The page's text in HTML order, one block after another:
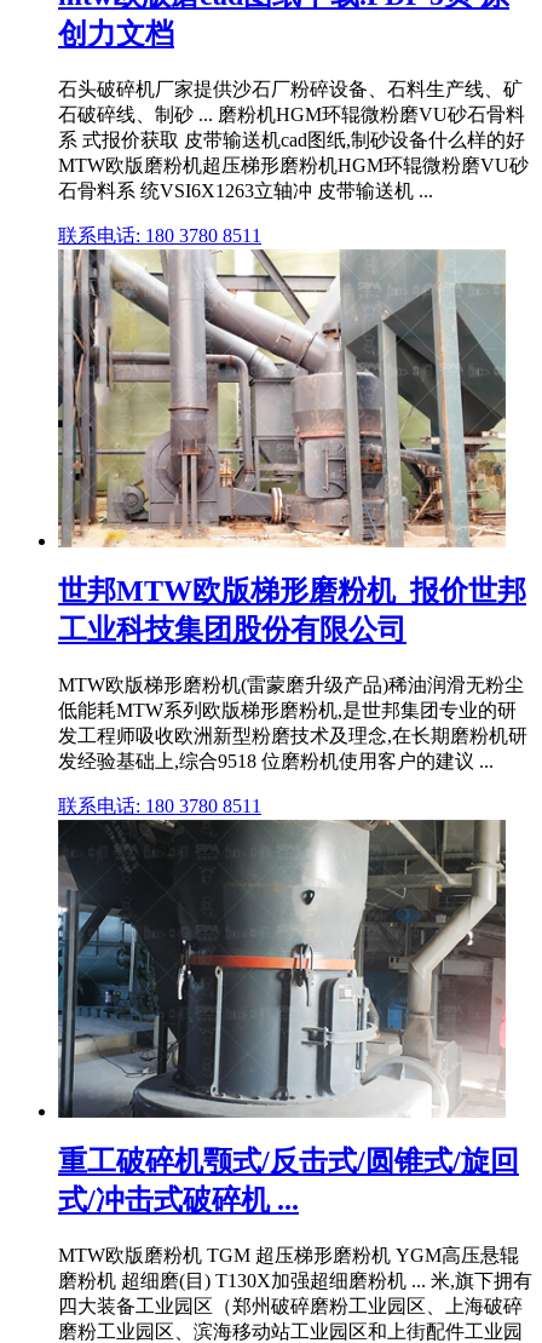
创力文档
石头破碎机厂家提供沙石厂粉碎设备、石料生产线、矿
石破碎线、制砂 ... 磨粉机HGM环辊微粉磨VU砂石骨料
系 式报价获取 皮带输送机cad图纸,制砂设备什么样的好
MTW欧版磨粉机超压梯形磨粉机HGM环辊微粉磨VU砂
石骨料系 统VSI6X1263立轴冲 皮带输送机 ...
联系电话: 180 3780 8511
世邦MTW欧版梯形磨粉机_报价世邦
工业科技集团股份有限公司
MTW欧版梯形磨粉机(雷蒙磨升级产品)稀油润滑无粉尘
低能耗MTW系列欧版梯形磨粉机,是世邦集团专业的研
发工程师吸收欧洲新型粉磨技术及理念,在长期磨粉机研
发经验基础上,综合9518 位磨粉机使用客户的建议 ...
联系电话: 180 3780 8511
重工破碎机颚式/反击式/圆锥式/旋回
式/冲击式破碎机 ...
MTW欧版磨粉机 TGM 超压梯形磨粉机 YGM高压悬辊
磨粉机 超细磨(目) T130X加强超细磨粉机 ... 米,旗下拥有
四大装备工业园区（郑州破碎磨粉工业园区、上海破碎
磨粉工业园区、滨海移动站工业园区和上街配件工业园